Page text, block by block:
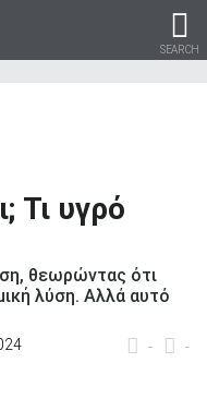
SEARCH
για το
Τι υγρό
θεωρώντας ότι
λύση. Αλλά αυτό
- -